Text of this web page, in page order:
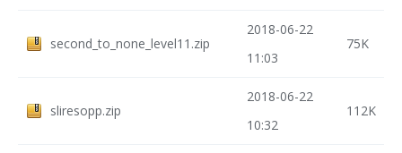
second_to_none_level11.zip
2018-06-22
11:03
75K
sliresopp.zip
2018-06-22
10:32
112K